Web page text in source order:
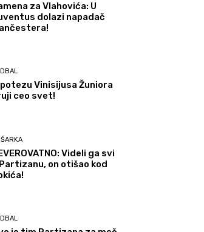
za Vlahovića: U
dolazi napadač
potezu Vinisijusa Žuniora
ceo svet!
Videli ga svi
on otišao kod